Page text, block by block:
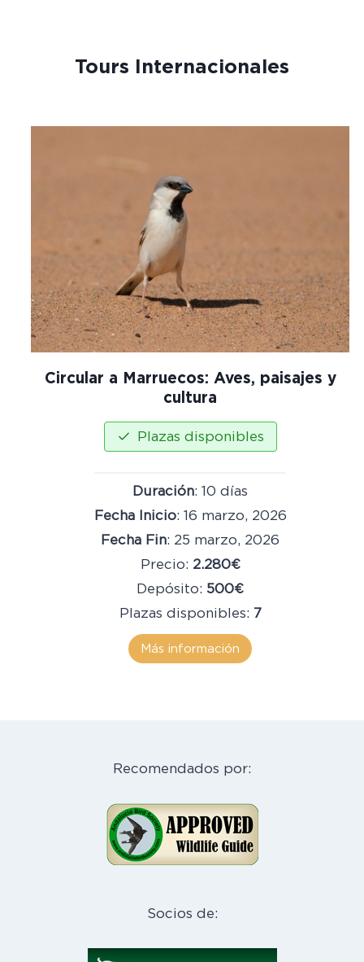
Tours Internacionales
Circular a Marruecos: Aves, paisajes y
cultura
Plazas disponibles
Duración: 10 días
Fecha Inicio: 16 marzo, 2026
Fecha Fin: 25 marzo, 2026
Precio: 2.280€
Depósito: 500€
Plazas disponibles: 7
Más información
Recomendados por:
Socios de: